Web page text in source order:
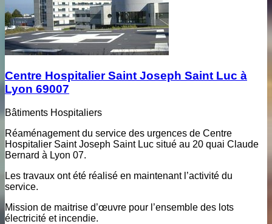
Centre Hospitalier Saint Joseph Saint Luc à
Lyon 69007
Bâtiments Hospitaliers
Réaménagement du service des urgences de Centre
Hospitalier Saint Joseph Saint Luc situé au 20 quai Claude
Bernard à Lyon 07.
Les travaux ont été réalisé en maintenant l’activité du
service.
Mission de maitrise d’œuvre pour l’ensemble des lots
électricité et incendie.